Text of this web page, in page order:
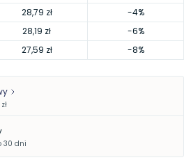
28,79 zł
-4%
28,19 zł
-6%
27,59 zł -8%
30 dni